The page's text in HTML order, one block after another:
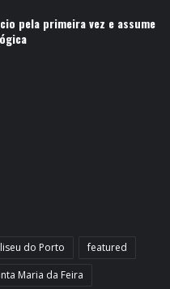
pela primeira vez e assume
do Porto
featured
Maria da Feira